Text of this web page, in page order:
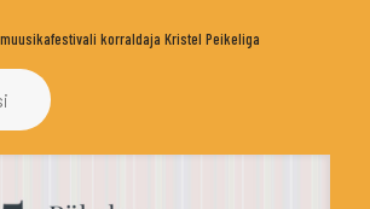
korraldaja Kristel Peikeliga